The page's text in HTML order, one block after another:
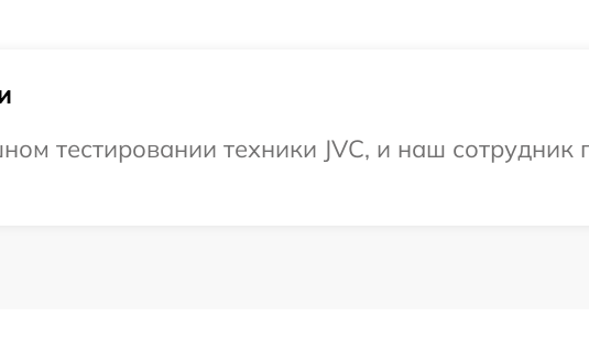
тестировании техники JVC, и наш сотрудник